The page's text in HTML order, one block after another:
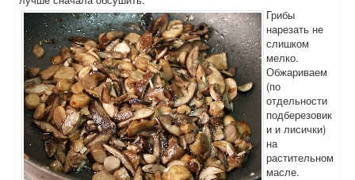
Грибы
нарезать не
слишком
мелко.
Обжариваем
(по
отдельности
подберезовик
и и лисички)
на
растительном
масле.